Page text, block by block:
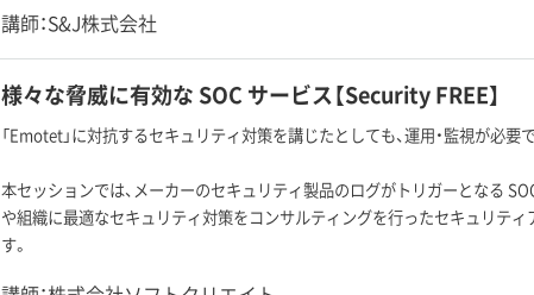
講師：S&J株式会社
様々な脅威に有効な SOC サービス【Security FREE】
「Emotet」に対抗するセキュリティ対策を講じたとしても、運用・監視が必要で
本セッションでは、メーカーのセキュリティ製品のログがトリガーとなる
や組織に最適なセキュリティ対策をコンサルティングを行ったセキュリテ
す。